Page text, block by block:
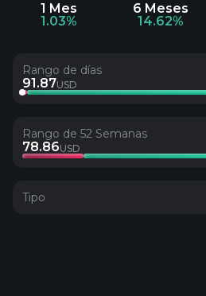
1 Mes
1.03%
6 Meses
14.62%
Rango de días
91.87USD
Rango de 52 Semanas
78.86USD
Tipo